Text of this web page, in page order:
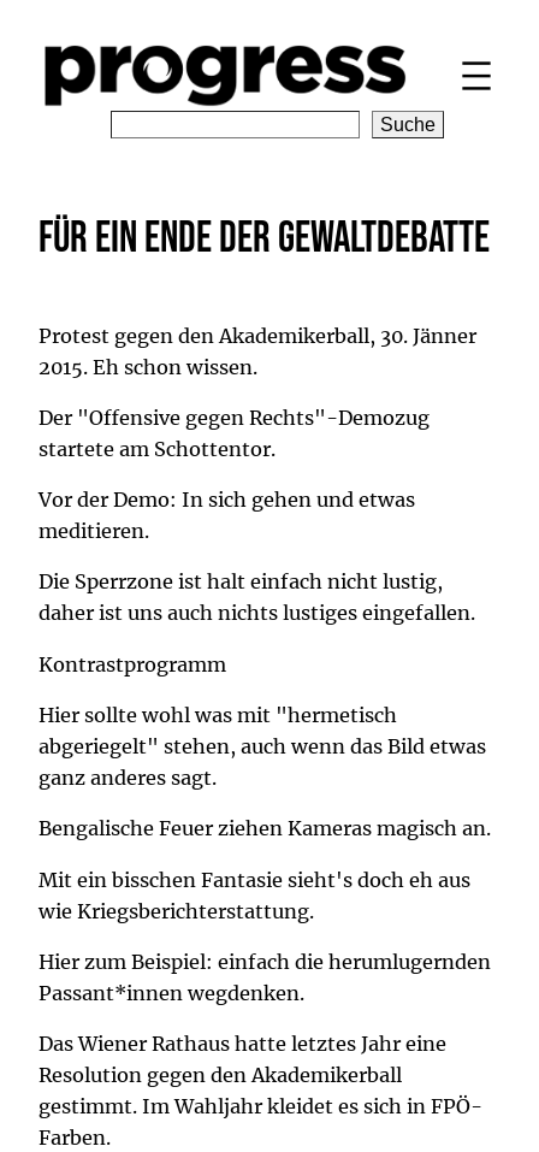
Inhalt
springen
c
h
Suche
Für ein Ende der Gewaltdebatte
Protest gegen den Akademikerball, 30. Jänner
2015. Eh schon wissen.
Der "Offensive gegen Rechts"-Demozug
startete am Schottentor.
Vor der Demo: In sich gehen und etwas
meditieren.
Die Sperrzone ist halt einfach nicht lustig,
daher ist uns auch nichts lustiges eingefallen.
Kontrastprogramm
Hier sollte wohl was mit "hermetisch
abgeriegelt" stehen, auch wenn das Bild etwas
ganz anderes sagt.
Bengalische Feuer ziehen Kameras magisch an.
Mit ein bisschen Fantasie sieht's doch eh aus
wie Kriegsberichterstattung.
Hier zum Beispiel: einfach die herumlugernden
Passant*innen wegdenken.
Das Wiener Rathaus hatte letztes Jahr eine
Resolution gegen den Akademikerball
gestimmt. Im Wahljahr kleidet es sich in FPÖ-
Farben.